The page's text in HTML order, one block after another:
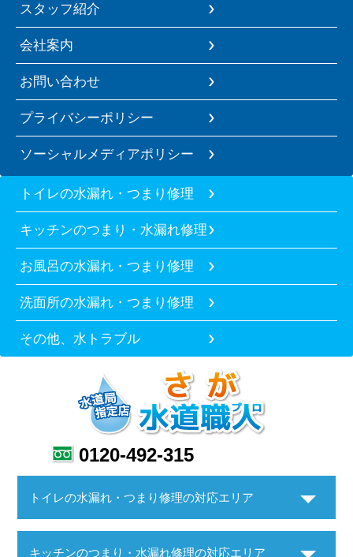
スタッフ紹介
会社案内
お問い合わせ
プライバシーポリシー
ソーシャルメディアポリシー
トイレの水漏れ・つまり修理
キッチンのつまり・水漏れ修理
お風呂の水漏れ・つまり修理
洗面所の水漏れ・つまり修理
その他、水トラブル
0120-492-315
トイレの水漏れ・つまり修理の対応エリア
キッチンのつまり・水漏れ修理の対応エリア